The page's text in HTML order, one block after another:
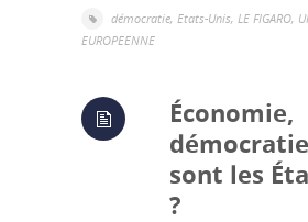
démocratie, Etats-Unis, LE FIGARO,
EUROPEENNE
Économie,
sont les
?